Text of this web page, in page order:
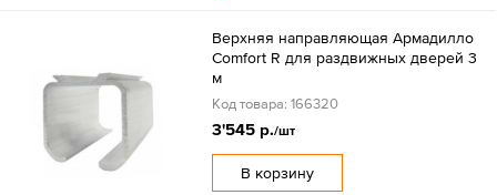
Верхняя направляющая Армадилло
Comfort R для раздвижных дверей 3
м
Код товара: 166320
3'545 р./шт
В корзину